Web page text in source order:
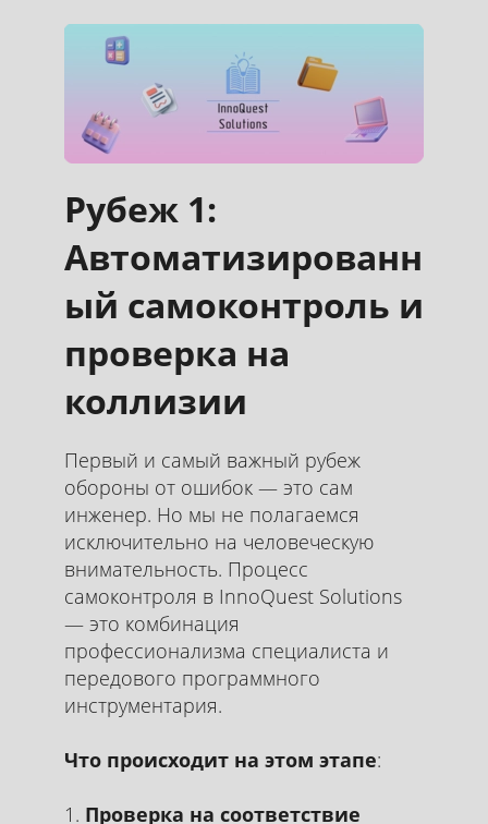
Рубеж 1:
Автоматизированн
ый самоконтроль и
проверка на
коллизии
Первый и самый важный рубеж
обороны от ошибок — это сам
инженер. Но мы не полагаемся
исключительно на человеческую
внимательность. Процесс
самоконтроля в InnoQuest Solutions
— это комбинация
профессионализма специалиста и
передового программного
инструментария.
Что происходит на этом этапе:
Проверка на соответствие